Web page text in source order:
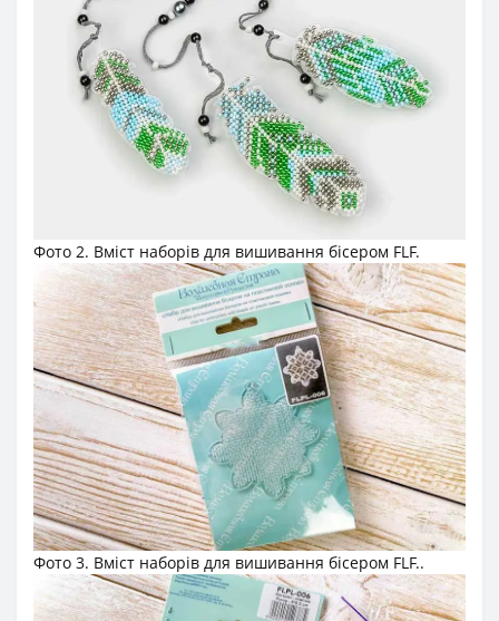
Фото 2. Вміст наборів для вишивання бісером FLF.
Фото 3. Вміст наборів для вишивання бісером FLF..